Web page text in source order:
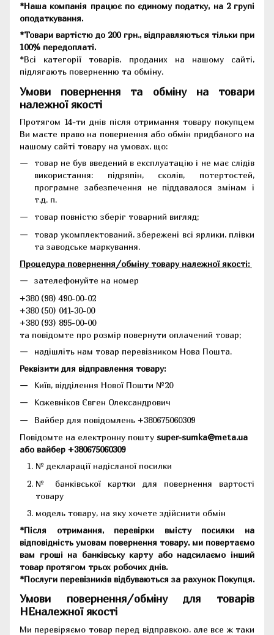
*Наша компанія працює по єдиному податку, на 2 групі
оподаткування.
*Товари вартістю до 200 грн., відправляються тільки при
100% передоплаті.
*Всі категорії товарів, проданих на нашому сайті,
підлягають поверненню та обміну.
Умови повернення та обміну на товари
належної якості
Протягом 14-ти днів після отримання товару покупцем
Ви маєте право на повернення або обмін придбаного на
нашому сайті товару на умовах, що:
товар не був введений в експлуатацію і не має слідів
використання: підряпін, сколів, потертостей,
програмне забезпечення не піддавалося змінам і
т.д. п.
товар повністю зберіг товарний вигляд;
товар укомплектований, збережені всі ярлики, плівки
та заводське маркування.
Процедура повернення/обміну товару належної якості:
зателефонуйте на номер
+380 (98) 490-00-02
+380 (50) 041-30-00
+380 (93) 895-00-00
та повідомте про розмір повернути оплачений товар;
надішліть нам товар перевізником Нова Пошта.
Реквізити для відправлення товару:
Київ, відділення Нової Пошти №20
Кожевніков Євген Олександрович
Вайбер для повідомлень +380675060309
Повідомте на електронну пошту super-sumka@meta.ua
або вайбер +380675060309
№ декларації надісланої посилки
№ банківської картки для повернення вартості
товару
модель товару, на яку хочете здійснити обмін
*Після отримання, перевірки вмісту посилки на
відповідність умовам повернення товару, ми повертаємо
вам гроші на банківську карту або надсилаємо інший
товар протягом трьох робочих днів.
*Послуги перевізників відбуваються за рахунок Покупця.
Умови повернення/обміну для товарів
НЕналежної якості
Ми перевіряємо товар перед відправкою, але все ж таки